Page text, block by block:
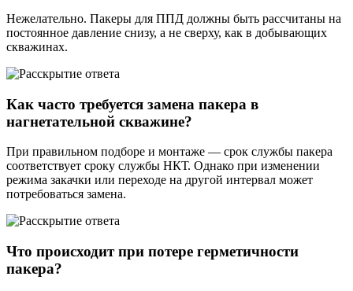
Нежелательно. Пакеры для ППД должны быть рассчитаны на
постоянное давление снизу, а не сверху, как в добывающих
скважинах.
Как часто требуется замена пакера в
нагнетательной скважине?
При правильном подборе и монтаже — срок службы пакера
соответствует сроку службы НКТ. Однако при изменении
режима закачки или переходе на другой интервал может
потребоваться замена.
Что происходит при потере герметичности
пакера?